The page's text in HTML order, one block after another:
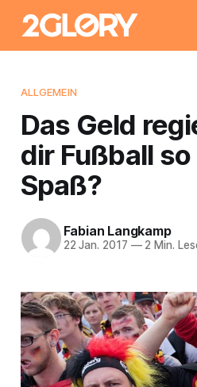
ALLGEMEIN
Das Geld
dir Fußball
Spaß?
Fabian Langkamp
22 Jan. 2017 —2 Min.